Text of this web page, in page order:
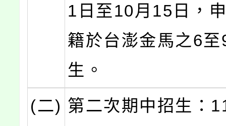
1日至10月15日，
籍於台澎金馬之6
生。
(二) 第二次期中招生：